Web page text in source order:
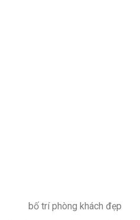
bố trí phòng khách đẹp